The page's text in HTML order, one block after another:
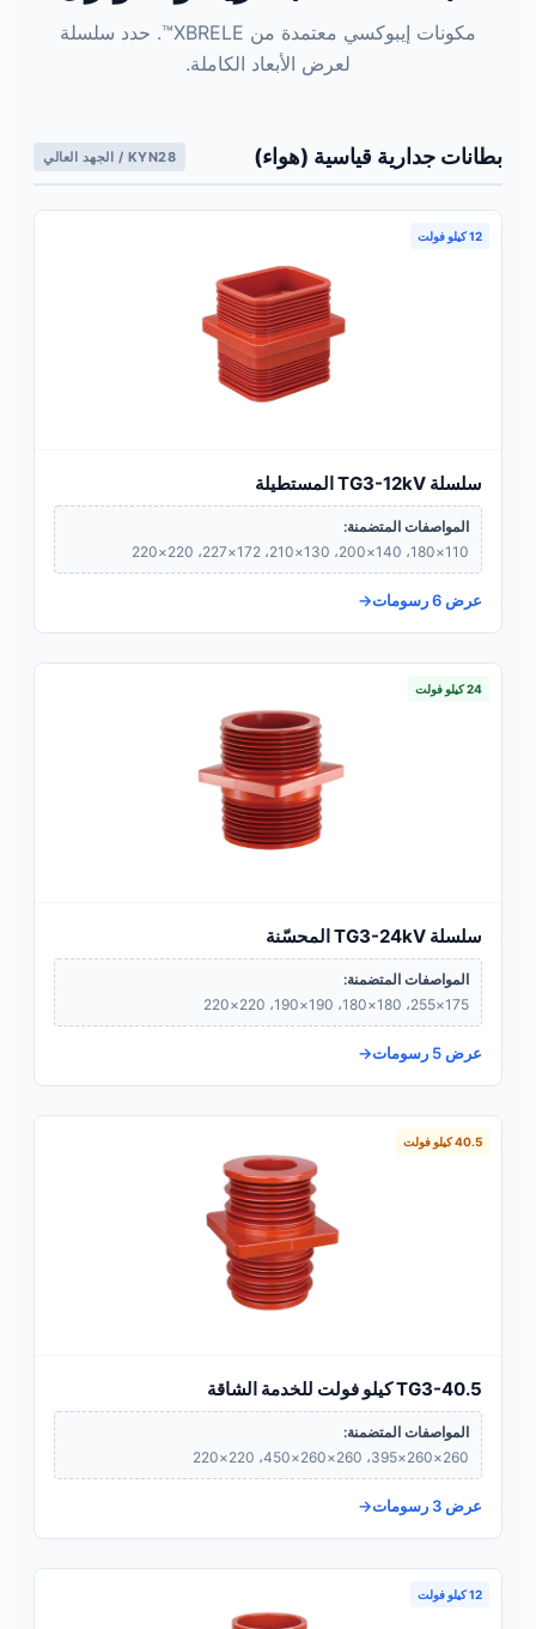
مكونات إيبوكسي معتمدة من XBRELE™. حدد سلسلة
لعرض الأبعاد الكاملة.
بطانات جدارية قياسية (هواء) KYN28 / الجهد العالي
12 كيلو فولت
سلسلة TG3-12kV المستطيلة
المواصفات المتضمنة:
110×180، 140×200، 130×210، 172×227، 220×220
عرض 6 رسومات
24 كيلو فولت
سلسلة TG3-24kV المحسّنة
المواصفات المتضمنة:
175×255، 180×180، 190×190، 220×220
عرض 5 رسومات
40.5 كيلو فولت
TG3-40.5 كيلو فولت للخدمة الشاقة
المواصفات المتضمنة:
260×260×395، 260×260×450، 220×220
عرض 3 رسومات
12 كيلو فولت